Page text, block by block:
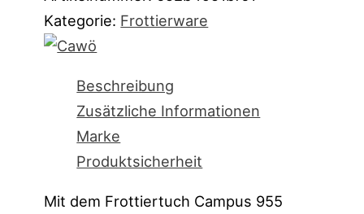
Kategorie: Frottierware
Beschreibung
Zusätzliche Informationen
Marke
Produktsicherheit
Mit dem Frottiertuch Campus 955